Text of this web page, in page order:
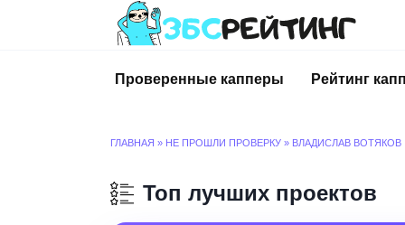
Проверенные капперы
Рейтинг
ГЛАВНАЯ » НЕ ПРОШЛИ ПРОВЕРКУ » ВЛАДИСЛАВ ВОТЯКОВ
Топ лучших проектов